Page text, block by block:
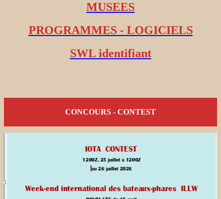
MUSEES
PROGRAMMES - LOGICIELS
SWL identifiant
CONCOURS - CONTEST